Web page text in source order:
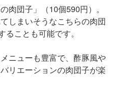
肉団子」（10個590円）。
しまいそうなこちらの肉団
ことも可能です。
ニューも豊富で、酢豚風や
リエーションの肉団子が楽